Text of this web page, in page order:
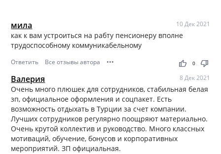
мила 10 Дек 2021
как к вам устроиться на рабту пенсионеру вполне
трудоспособному коммуникабельному
Ответить Все отзывы автора ••• thumb_up thumb_down
0
Валерия 8 Дек 2021
Очень много плюшек для сотрудников, стабильная белая
зп, официальное оформления и соцпакет. Есть
возможность отдыхать в Турции за счет компании.
Лучших сотрудников регулярно поощряют материально.
Очень крутой коллектив и руководство. Много классных
мотиваций, обучение, бонусов и корпоративных
мероприятий. ЗП официальная.